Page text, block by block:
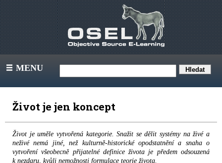
III MENU
Život je jen koncept
Život je uměle vytvořená kategorie. Snažit se dělit systémy na živé a
neživé nemá jiné, než kulturně-historické opodstatnění a snaha o
vytvoření všeobecně přijatelné definice života je předem odsouzená
k nezdaru, kvůli nemožnosti formulace teorie života.